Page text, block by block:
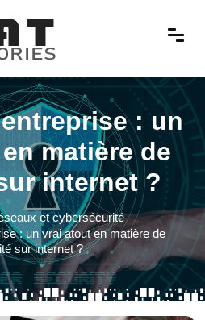
: un
matière de
internet ?
et cybersécurité
: un vrai atout en matière de
sur internet ?